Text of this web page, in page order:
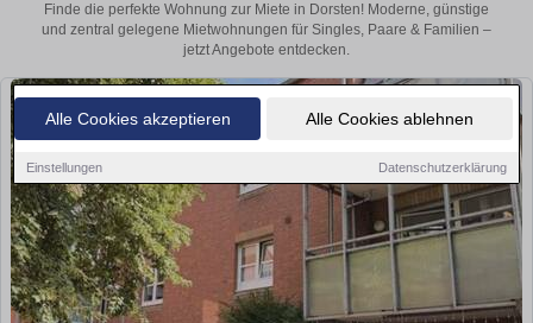
Alle Cookies akzeptieren Alle Cookies ablehnen
Einstellungen Datenschutzerklärung
Finde die perfekte Wohnung zur Miete in Dorsten! Moderne, günstige
und zentral gelegene Mietwohnungen für Singles, Paare & Familien –
jetzt Angebote entdecken.